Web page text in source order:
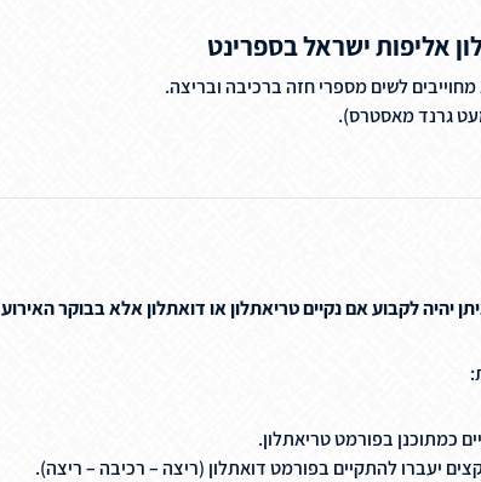
גרנד מאסטרס).
לקבוע אם נקיים טריאתלון או דואתלון אלא בבוקר האירוע
כמתוכנן בפורמט טריאתלון.
יעברו להתקיים בפורמט דואתלון (ריצה – רכיבה – ריצה).